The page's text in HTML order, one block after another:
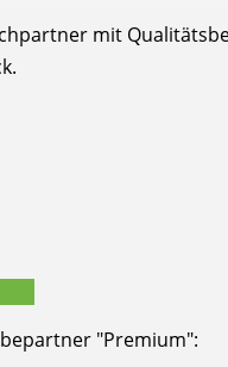
mit
"Premium":